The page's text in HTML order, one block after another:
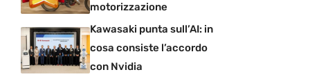
motorizzazione
Kawasaki punta sull’AI: in
cosa consiste l’accordo
con Nvidia